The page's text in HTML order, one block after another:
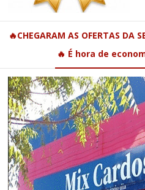
🔥CHEGARAM AS OFERTAS DA
🔥 É hora de